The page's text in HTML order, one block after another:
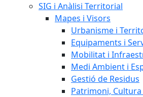
SIG i Anàlisi Territorial
Mapes i Visors
Urbanisme i
Equipaments i
Mobilitat i
Medi Ambient i
Gestió de Residus
Patrimoni,